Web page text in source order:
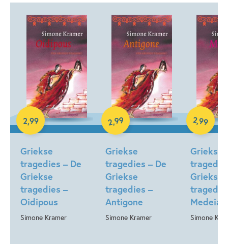
Griekse
tragedies – De
Griekse
tragedies –
Oidipous
Simone Kramer
2,99
E-book
Griekse
tragedies – De
Griekse
tragedies –
Antigone
Simone Kramer
2,99
E-book
Griekse
Griekse
Medeia
Simone
2,99
E-book